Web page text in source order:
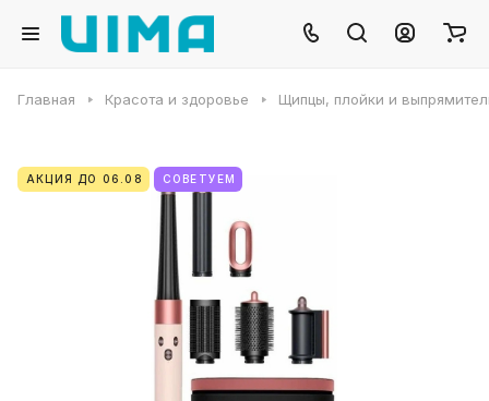
Главная Красота и здоровье Щипцы, плойки и
АКЦИЯ ДО 06.08 СОВЕТУЕМ